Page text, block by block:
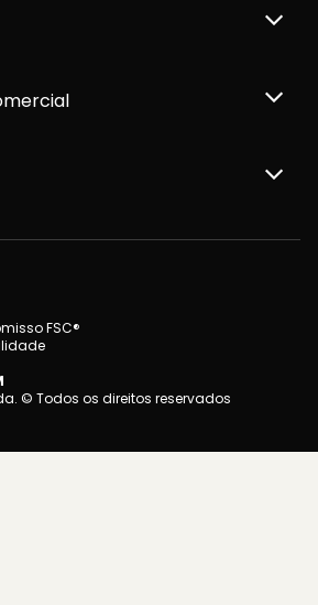
FSC®
© Todos os direitos reservados